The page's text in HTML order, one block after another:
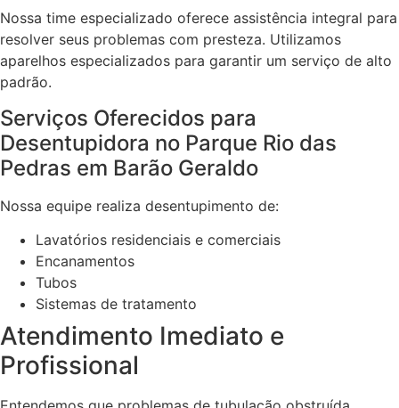
Nossa time especializado oferece assistência integral para
resolver seus problemas com presteza. Utilizamos
aparelhos especializados para garantir um serviço de alto
padrão.
Serviços Oferecidos para
Desentupidora no Parque Rio das
Pedras em Barão Geraldo
Nossa equipe realiza desentupimento de:
Lavatórios residenciais e comerciais
Encanamentos
Tubos
Sistemas de tratamento
Atendimento Imediato e
Profissional